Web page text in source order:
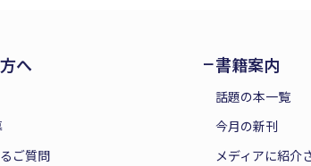
へ
ご質問
書籍案内
話題の本一覧
今月の新刊
メディアに紹介